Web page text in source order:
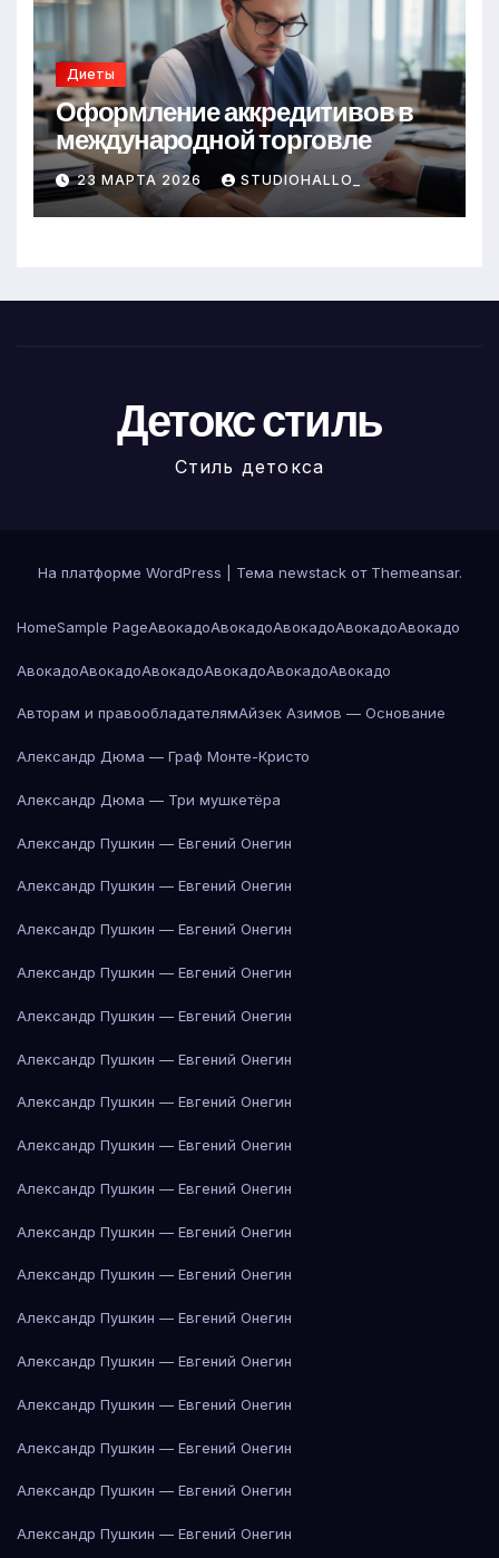
Диеты
Оформление аккредитивов в
международной торговле
23 МАРТА 2026 STUDIOHALLO_
Детокс стиль
Стиль детокса
На платформе WordPress Тема newstack от Themeansar.
HomeSample PageАвокадоАвокадоАвокадоАвокадоАвокадо
АвокадоАвокадоАвокадоАвокадоАвокадоАвокадо
Авторам и правообладателямАйзек Азимов — Основание
Александр Дюма — Граф Монте-Кристо
Александр Дюма — Три мушкетёра
Александр Пушкин — Евгений Онегин
Александр Пушкин — Евгений Онегин
Александр Пушкин — Евгений Онегин
Александр Пушкин — Евгений Онегин
Александр Пушкин — Евгений Онегин
Александр Пушкин — Евгений Онегин
Александр Пушкин — Евгений Онегин
Александр Пушкин — Евгений Онегин
Александр Пушкин — Евгений Онегин
Александр Пушкин — Евгений Онегин
Александр Пушкин — Евгений Онегин
Александр Пушкин — Евгений Онегин
Александр Пушкин — Евгений Онегин
Александр Пушкин — Евгений Онегин
Александр Пушкин — Евгений Онегин
Александр Пушкин — Евгений Онегин
Александр Пушкин — Евгений Онегин